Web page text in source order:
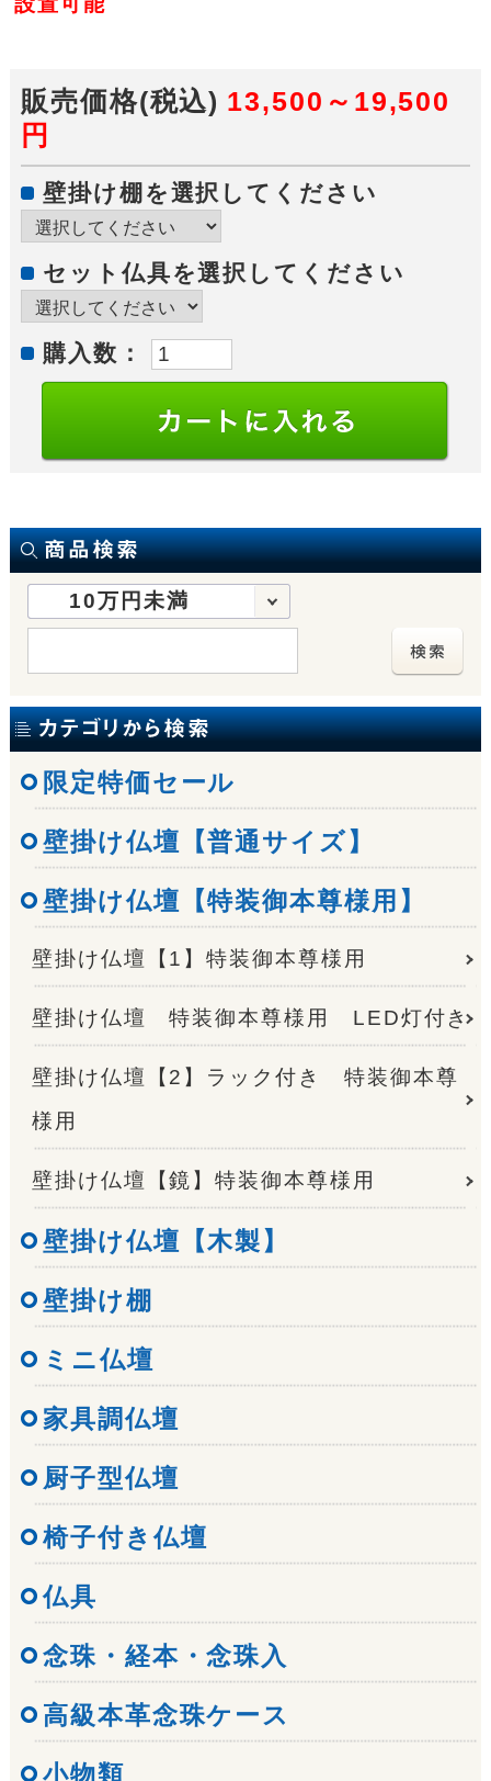
販売価格(税込) 13,500～19,500
円
壁掛け棚を選択してください
セット仏具を選択してください
購入数：
10万円未満
限定特価セール
壁掛け仏壇【普通サイズ】
壁掛け仏壇【特装御本尊様用】
壁掛け仏壇【1】特装御本尊様用
壁掛け仏壇 特装御本尊様用 LED灯付き
壁掛け仏壇【2】ラック付き 特装御本尊
様用
壁掛け仏壇【鏡】特装御本尊様用
壁掛け仏壇【木製】
壁掛け棚
ミニ仏壇
家具調仏壇
厨子型仏壇
椅子付き仏壇
仏具
念珠・経本・念珠入
高級本革念珠ケース
小物類